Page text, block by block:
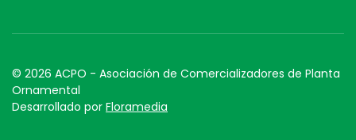
© 2026 ACPO - Asociación de Comercializadores de Planta
Ornamental
Desarrollado por Floramedia